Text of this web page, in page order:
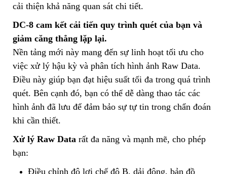
cải thiện khả năng quan sát chi tiết.
DC-8 cam kết cải tiến quy trình quét của bạn và
giảm căng thẳng lặp lại.
Nền tảng mới này mang đến sự linh hoạt tối ưu cho
việc xử lý hậu kỳ và phân tích hình ảnh Raw Data.
Điều này giúp bạn đạt hiệu suất tối đa trong quá trình
quét. Bên cạnh đó, bạn có thể dễ dàng thao tác các
hình ảnh đã lưu để đảm bảo sự tự tin trong chẩn đoán
khi cần thiết.
Xử lý Raw Data rất đa năng và mạnh mẽ, cho phép
bạn:
Điều chỉnh độ lợi chế độ B, dải động, bản đồ